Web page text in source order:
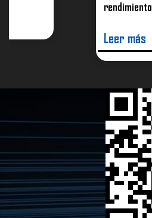
rendimiento y la durabilidad?
Leer más